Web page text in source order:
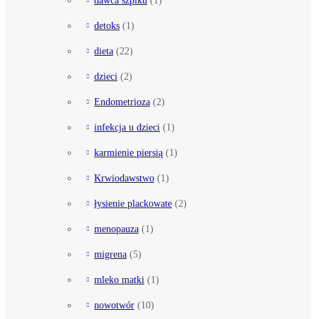
detoks (1)
dieta (22)
dzieci (2)
Endometrioza (2)
infekcja u dzieci (1)
karmienie piersią (1)
Krwiodawstwo (1)
łysienie plackowate (2)
menopauza (1)
migrena (5)
mleko matki (1)
nowotwór (10)